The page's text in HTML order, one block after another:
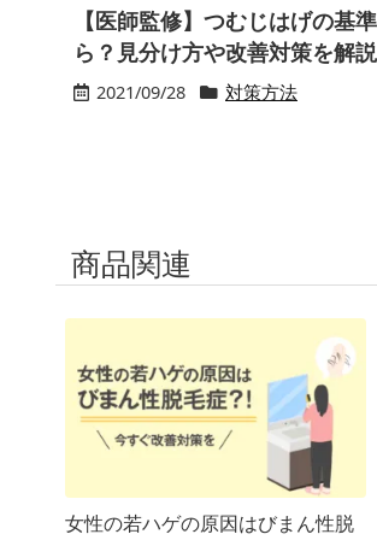
【医師監修】つむじはげの基
ら？見分け方や改善対策を解説
2021/09/28 対策方法
商品関連
女性の若ハゲの原因はびまん性脱